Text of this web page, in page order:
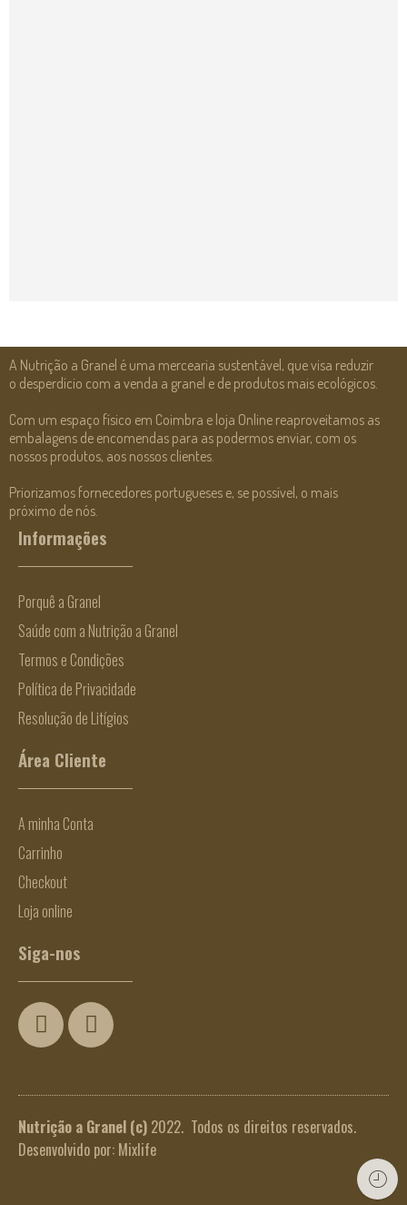
A Nutrição a Granel é uma mercearia sustentável, que visa reduzir
o desperdício com a venda a granel e de produtos mais ecológicos.
Com um espaço físico em Coimbra e loja Online reaproveitamos as
embalagens de encomendas para as podermos enviar, com os
nossos produtos, aos nossos clientes.
Priorizamos fornecedores portugueses e, se possível, o mais
próximo de nós.
Informações
Porquê a Granel
Saúde com a Nutrição a Granel
Termos e Condições
Política de Privacidade
Resolução de Litígios
Área Cliente
A minha Conta
Carrinho
Checkout
Loja online
Siga-nos
Nutrição a Granel (c) 2022. Todos os direitos reservados.
Desenvolvido por: Mixlife